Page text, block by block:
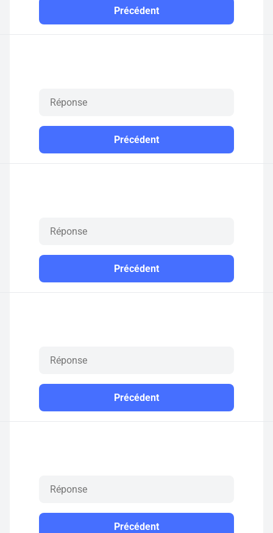
Précédent
Précédent
Précédent
Précédent
Précédent